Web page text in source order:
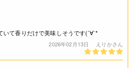
いて香りだけで美味しそうです(´∀`*
2026年02月13日 えりかさん